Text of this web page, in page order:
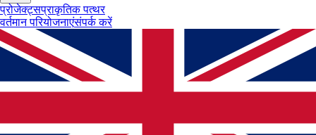
प्रोजेक्ट्सप्राकृतिक पत्थर
वर्तमान परियोजनाएंसंपर्क करें